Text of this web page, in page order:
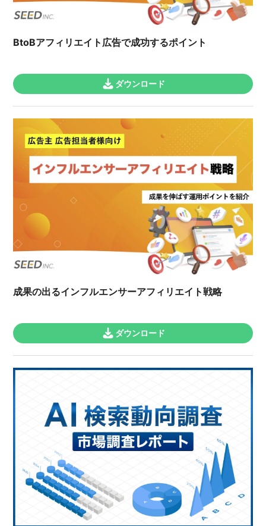
BtoBアフィリエイト広告で成功するポイント
ダウンロード
成果の出るインフルエンサーアフィリエイト戦略
ダウンロード